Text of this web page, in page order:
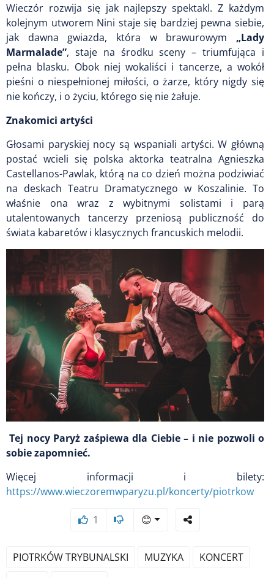
Wieczór rozwija się jak najlepszy spektakl. Z każdym
kolejnym utworem Nini staje się bardziej pewna siebie,
jak dawna gwiazda, która w brawurowym „Lady
Marmalade”, staje na środku sceny – triumfująca i
pełna blasku. Obok niej wokaliści i tancerze, a wokół
pieśni o niespełnionej miłości, o żarze, który nigdy się
nie kończy, i o życiu, którego się nie żałuje.
Znakomici artyści
Głosami paryskiej nocy są wspaniali artyści. W główną
postać wcieli się polska aktorka teatralna Agnieszka
Castellanos-Pawlak, którą na co dzień można podziwiać
na deskach Teatru Dramatycznego w Koszalinie. To
właśnie ona wraz z wybitnymi solistami i parą
utalentowanych tancerzy przeniosą publiczność do
świata kabaretów i klasycznych francuskich melodii.
Tej nocy Paryż zaśpiewa dla Ciebie – i nie pozwoli o
sobie zapomnieć.
Więcej informacji i bilety:
https://www.wieczoremwparyzu.pl/koncerty/piotrkow
1 😊
PIOTRKÓW TRYBUNALSKI MUZYKA
KONCERT